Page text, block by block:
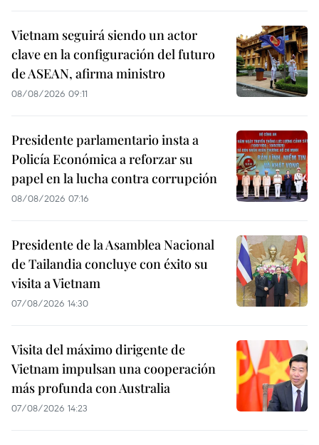
Vietnam seguirá siendo un actor
clave en la configuración del futuro
de ASEAN, afirma ministro
08/08/2026 09:11
Presidente parlamentario insta a
Policía Económica a reforzar su
papel en la lucha contra corrupción
08/08/2026 07:16
Presidente de la Asamblea Nacional
de Tailandia concluye con éxito su
visita a Vietnam
07/08/2026 14:30
Visita del máximo dirigente de
Vietnam impulsan una cooperación
más profunda con Australia
07/08/2026 14:23